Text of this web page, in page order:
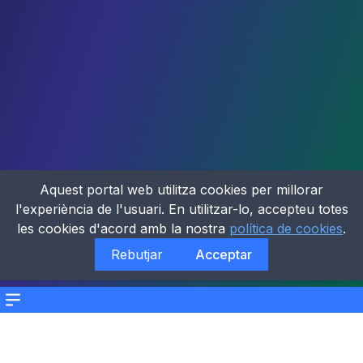
Menu
Aquest portal web utilitza cookies per millorar
l'experiència de l'usuari. En utilitzar-lo, accepteu totes
les cookies d'acord amb la nostra política de cookies.
Rebutjar
Acceptar